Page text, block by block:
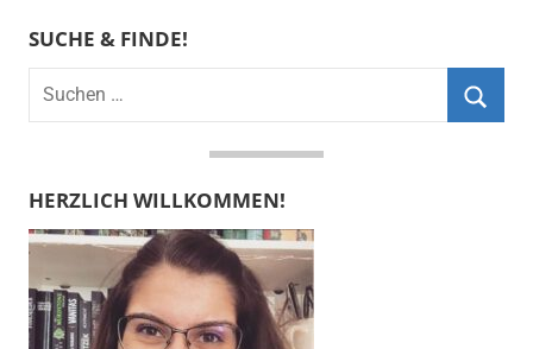
SUCHE & FINDE!
Suchen
HERZLICH WILLKOMMEN!